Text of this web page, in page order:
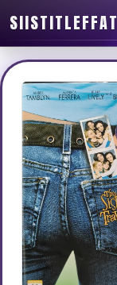
SIISTITLEFFAT